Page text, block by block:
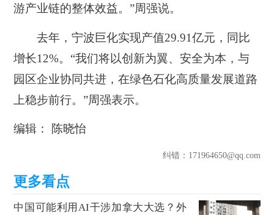
游产业链的整体效益。”周强说。
去年，宁波巨化实现产值29.91亿元，同比
增长12%。“我们将以创新为翼、安全为本，与
园区企业协同共进，在绿色石化高质量发展道路
上稳步前行。”周强表示。
编辑： 陈晓怡
纠错：171964650@qq.com
中国可能利用AI干涉加拿大大选？外